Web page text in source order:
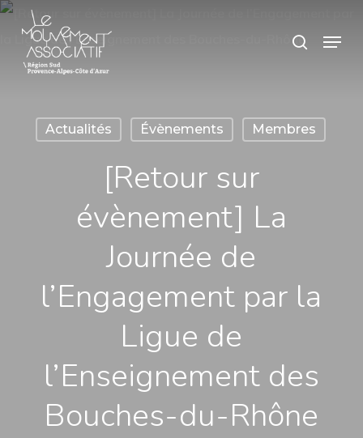
Skip
main
search
Menu
Actualités Évènements Membres
[Retour sur
évènement] La
Journée de
l’Engagement par la
Ligue de
l’Enseignement des
Bouches-du-Rhône
Panneau de gestion des cookies